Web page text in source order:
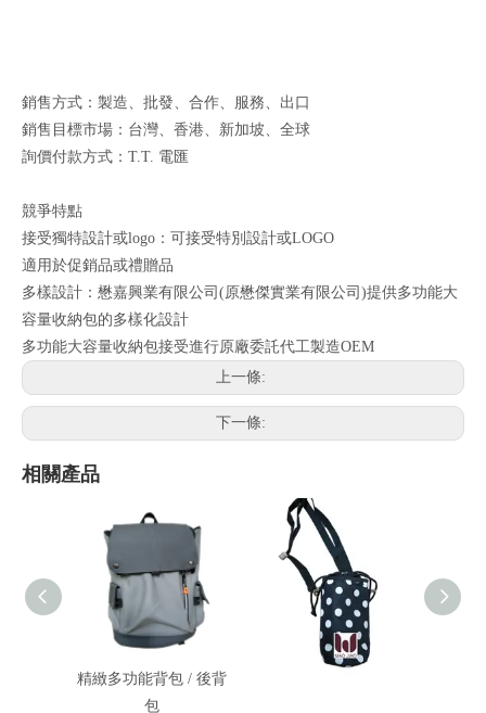
銷售方式：製造、批發、合作、服務、出口
銷售目標市場：台灣、香港、新加坡、全球
詢價付款方式：T.T. 電匯
競爭特點
接受獨特設計或logo：可接受特別設計或LOGO
適用於促銷品或禮贈品
多樣設計：懋嘉興業有限公司(原懋傑實業有限公司)提供多功能大
容量收納包的多樣化設計
多功能大容量收納包接受進行原廠委託代工製造OEM
上一條:
下一條:
相關產品
精緻多功能背包 / 後背
包